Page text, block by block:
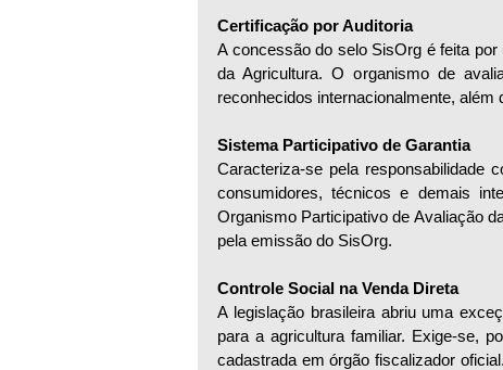
Certificação por Auditoria
A concessão do selo SisOrg é feita
da Agricultura. O organismo de
reconhecidos internacionalmente,
Sistema Participativo de Garantia
Caracteriza-se pela responsabilidade
consumidores, técnicos e demais
Organismo Participativo de Avaliação
pela emissão do SisOrg.
Controle Social na Venda Direta
A legislação brasileira abriu uma
para a agricultura familiar. Exige-se,
cadastrada em órgão fiscalizador